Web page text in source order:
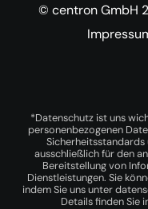
© centron GmbH
*Datenschutz ist uns
personenbezogenen
Sicherheitsstandards
ausschließlich für den
Bereitstellung von
Dienstleistungen. Sie
indem Sie uns unter
Details finden Sie